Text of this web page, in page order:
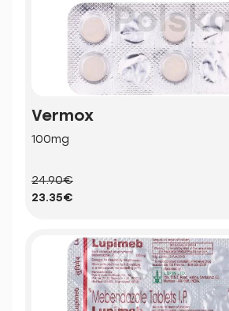
Vermox
100mg
24.90€
23.35€